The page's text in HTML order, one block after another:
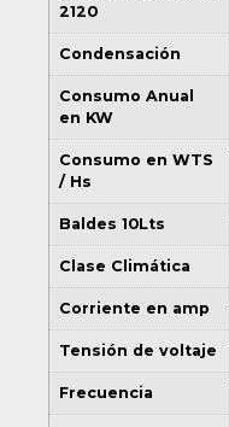
2120
Condensación
Consumo Anual
en KW
Consumo en WTS
/ Hs
Baldes 10Lts
Clase Climática
Corriente en amp
Tensión de voltaje
Frecuencia